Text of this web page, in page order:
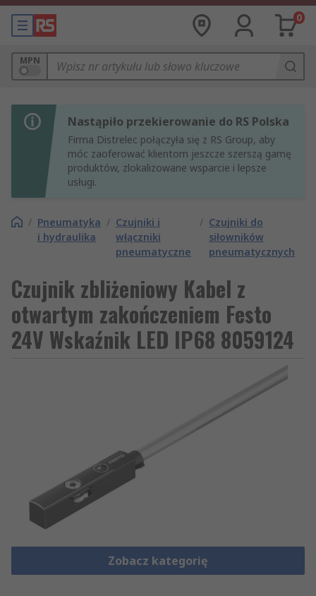
0
MPN
Nastąpiło przekierowanie do RS Polska
Firma Distrelec połączyła się z RS Group, aby
móc zaoferować klientom jeszcze szerszą gamę
produktów, zlokalizowane wsparcie i lepsze
usługi.
/ Pneumatyka
i hydraulika
/ Czujniki i
włączniki
pneumatyczne
/ Czujniki do
siłowników
pneumatycznych
Czujnik zbliżeniowy Kabel z
otwartym zakończeniem Festo
24V Wskaźnik LED IP68 8059124
Zobacz kategorię